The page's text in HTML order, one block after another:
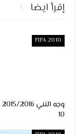
إقرأ ايضا
FIFA 2010
10